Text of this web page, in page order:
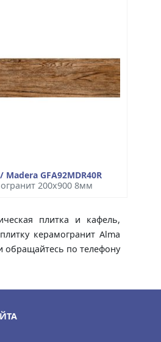
GFA92MDR40R
200x900 8мм
плитка и кафель,
керамогранит Alma
обращайтесь по телефону